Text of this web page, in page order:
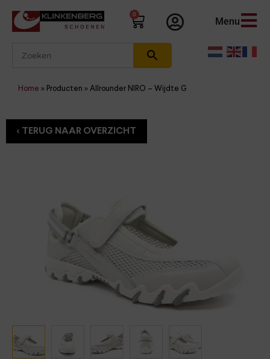
0
Menu
Home » Producten » Allrounder NIRO – Wijdte G